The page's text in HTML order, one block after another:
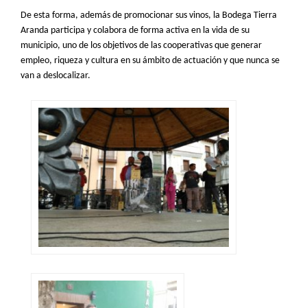
De esta forma, además de promocionar sus vinos, la Bodega Tierra
Aranda participa y colabora de forma activa en la vida de su
municipio, uno de los objetivos de las cooperativas que generar
empleo, riqueza y cultura en su ámbito de actuación y que nunca se
van a deslocalizar.